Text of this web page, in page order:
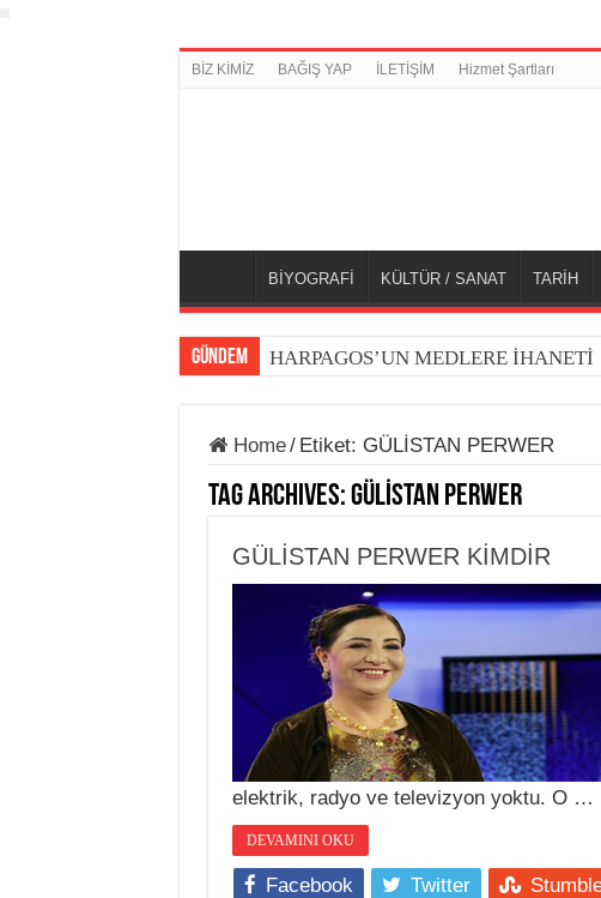
BİZ KİMİZ BAĞIŞ YAP İLETİŞİM Hizmet Şartları
BİYOGRAFİ KÜLTÜR / SANAT TARİH
GÜNDEM HARPAGOS’UN MEDLERE İHANETİ
Home/ Etiket: GÜLİSTAN PERWER
Tag Archives:GÜLİSTAN PERWER
GÜLİSTAN PERWER KİMDİR
elektrik, radyo ve televizyon yoktu. O …
DEVAMINI OKU
Facebook Twitter